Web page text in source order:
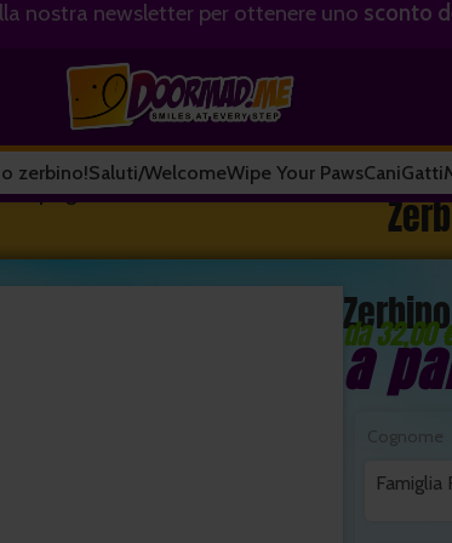
nostra newsletter per ottenere uno sconto
zerbino!Saluti/WelcomeWipe Your PawsCaniGatti
01
da 32,00
a
Cognome